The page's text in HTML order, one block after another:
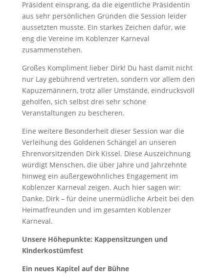
Präsident einsprang, da die eigentliche Präsidentin
aus sehr persönlichen Gründen die Session leider
aussetzten musste. Ein starkes Zeichen dafür, wie
eng die Vereine im Koblenzer Karneval
zusammenstehen.
Großes Kompliment lieber Dirk! Du hast damit nicht
nur Lay gebührend vertreten, sondern vor allem den
Kapuzemännern, trotz aller Umstände, eindrucksvoll
geholfen, sich selbst drei sehr schöne
Veranstaltungen zu bescheren.
Eine weitere Besonderheit dieser Session war die
Verleihung des Goldenen Schängel an unseren
Ehrenvorsitzenden Dirk Kissel. Diese Auszeichnung
würdigt Menschen, die über Jahre und Jahrzehnte
hinweg ein außergewöhnliches Engagement im
Koblenzer Karneval zeigen. Auch hier sagen wir:
Danke, Dirk – für deine unermüdliche Arbeit bei den
Heimatfreunden und im gesamten Koblenzer
Karneval.
Unsere Höhepunkte: Kappensitzungen und
Kinderkostümfest
Ein neues Kapitel auf der Bühne